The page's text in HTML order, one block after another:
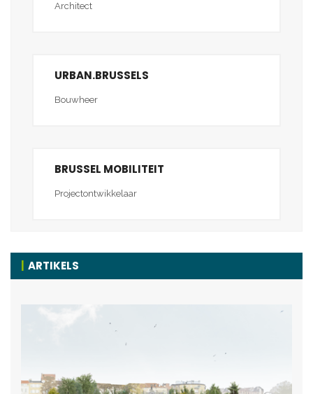
Architect
URBAN.BRUSSELS
Bouwheer
BRUSSEL MOBILITEIT
Projectontwikkelaar
ARTIKELS